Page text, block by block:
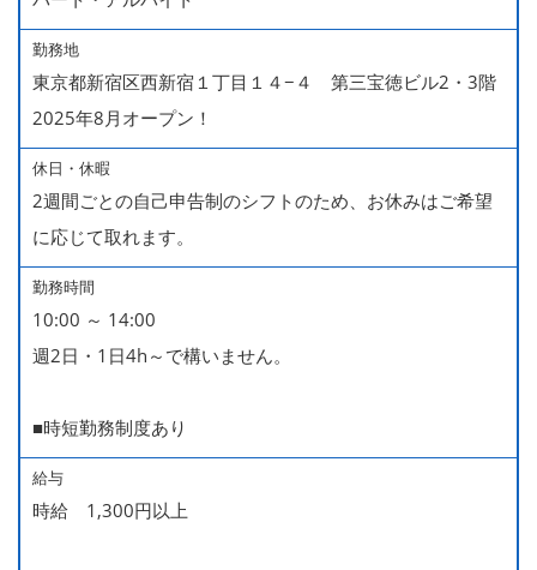
勤務地
東京都新宿区西新宿１丁目１４−４ 第三宝徳ビル2・3階
2025年8月オープン！
休日・休暇
2週間ごとの自己申告制のシフトのため、お休みはご希望
に応じて取れます。
勤務時間
10:00 ～ 14:00
週2日・1日4h～で構いません。
■時短勤務制度あり
給与
時給 1,300円以上